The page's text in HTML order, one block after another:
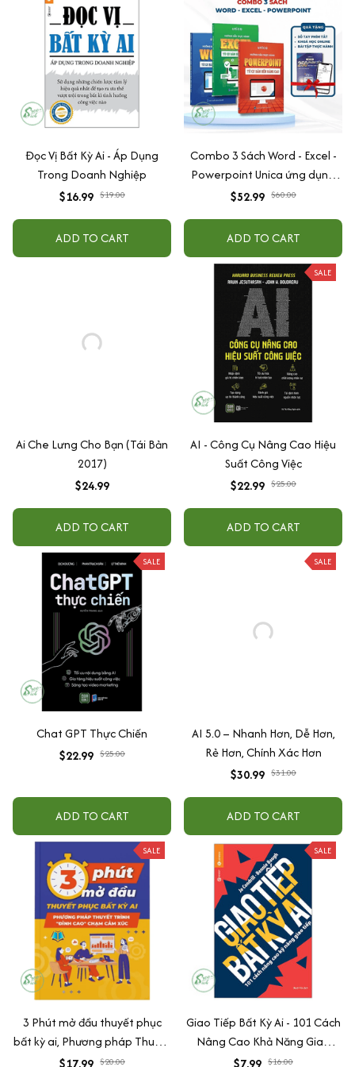
Đọc Vị Bất Kỳ Ai - Áp Dụng
Trong Doanh Nghiệp
$16.99 $19.00
ADD TO CART
Combo 3 Sách Word - Excel -
Powerpoint Unica ứng dụng
tin học văn phòng từ cơ bản
$52.99 $60.00
ADD TO CART
Ai Che Lưng Cho Bạn (Tái Bản
2017)
$24.99
ADD TO CART
SALE
AI - Công Cụ Nâng Cao Hiệu
Suất Công Việc
$22.99 $25.00
ADD TO CART
SALE
Chat GPT Thực Chiến
$22.99 $25.00
ADD TO CART
SALE
AI 5.0 – Nhanh Hơn, Dễ Hơn,
Rẻ Hơn, Chính Xác Hơn
$30.99 $31.00
ADD TO CART
SALE
3 Phút mở đầu thuyết phục
bất kỳ ai, Phương pháp Thuyết
trình "đỉnh cao" chạm cảm xúc
$17.99 $20.00
SALE
Giao Tiếp Bất Kỳ Ai - 101 Cách
Nâng Cao Khả Năng Giao
Tiếp (Tái Bản)
$7.99 $16.00